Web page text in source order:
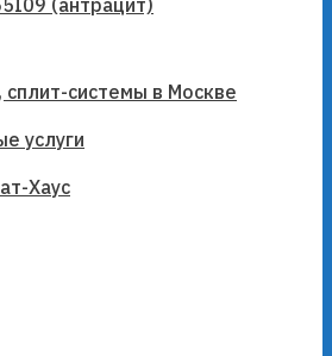
системы в Москве
услуги
Хаус